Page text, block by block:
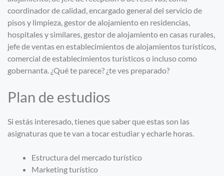
coordinador de calidad, encargado general del servicio de
pisos y limpieza, gestor de alojamiento en residencias,
hospitales y similares, gestor de alojamiento en casas rurales,
jefe de ventas en establecimientos de alojamientos turísticos,
comercial de establecimientos turísticos o incluso como
gobernanta. ¿Qué te parece? ¿te ves preparado?
Plan de estudios
Si estás interesado, tienes que saber que estas son las
asignaturas que te van a tocar estudiar y echarle horas.
Estructura del mercado turístico
Marketing turístico